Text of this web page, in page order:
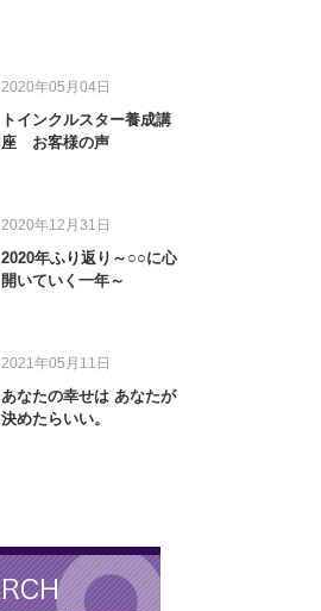
2020年05月04日
トインクルスター養成講
座 お客様の声
2020年12月31日
2020年ふり返り～○○に心
開いていく一年～
2021年05月11日
あなたの幸せは あなたが
決めたらいい。